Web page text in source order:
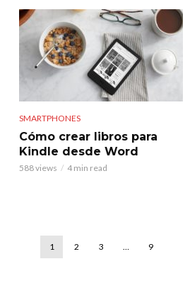
SMARTPHONES
Cómo crear libros para
Kindle desde Word
588 views 4 min read
1 2 3 … 9